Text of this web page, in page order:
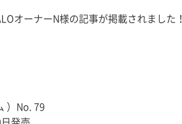
オーナーN様の記事が掲載されました！
）No. 79